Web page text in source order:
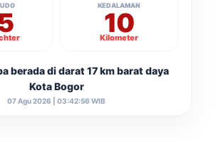
KEDALAMAN
10
Kilometer
berada di darat 17 km barat daya
Kota Bogor
07 Agu 2026 | 03:42:56 WIB